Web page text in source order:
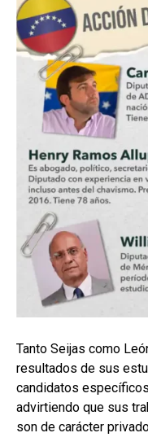
Tanto Seijas como
resultados de sus
candidatos
advirtiendo que sus
son de carácter